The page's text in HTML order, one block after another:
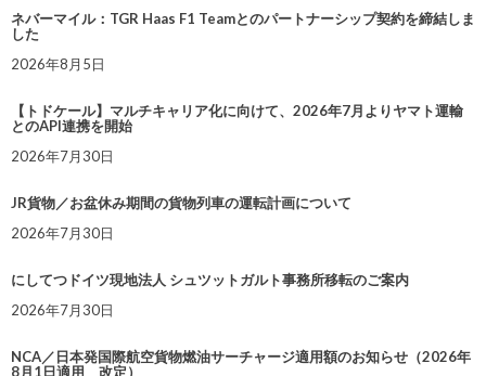
ネバーマイル：TGR Haas F1 Teamとのパートナーシップ契約を締結しま
した
2026年8月5日
【トドケール】マルチキャリア化に向けて、2026年7月よりヤマト運輸
とのAPI連携を開始
2026年7月30日
JR貨物／お盆休み期間の貨物列車の運転計画について
2026年7月30日
にしてつドイツ現地法人 シュツットガルト事務所移転のご案内
2026年7月30日
NCA／日本発国際航空貨物燃油サーチャージ適用額のお知らせ（2026年
8月1日適用 改定）